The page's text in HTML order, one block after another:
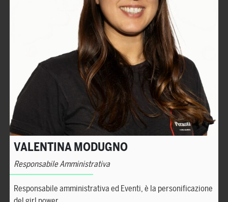
VALENTINA MODUGNO
Responsabile Amministrativa
Responsabile amministrativa ed Eventi, è la personificazione